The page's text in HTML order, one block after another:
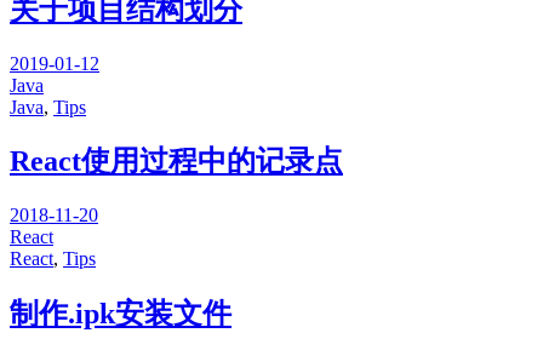
关于项目结构划分
2019-01-12
Java
Java, Tips
React使用过程中的记录点
2018-11-20
React
React, Tips
制作.ipk安装文件